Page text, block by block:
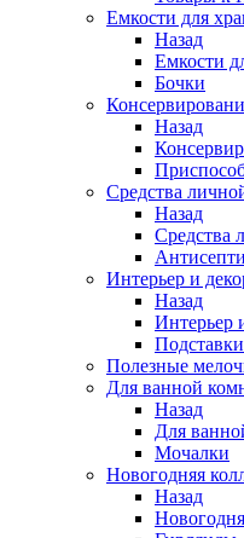
Емкости для
Назад
Емкости
Бочки
Назад
Средства
Назад
Средства
Интерьер и
Назад
Интерьер
Полезные
Для ванной
Назад
Для
Мочалки
Новогодняя
Назад